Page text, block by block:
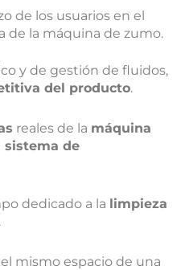
de los usuarios en el
de la máquina de zumo.
y de gestión de fluidos,
del producto.
reales de la máquina
sistema de
dedicado a la limpieza
mismo espacio de una